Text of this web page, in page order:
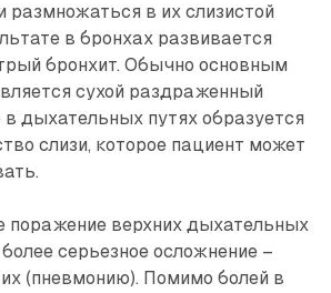
размножаться в их слизистой
в бронхах развивается
бронхит. Обычно основным
сухой раздраженный
дыхательных путях образуется
слизи, которое пациент может
верхних дыхательных
серьезное осложнение –
(пневмонию). Помимо болей в